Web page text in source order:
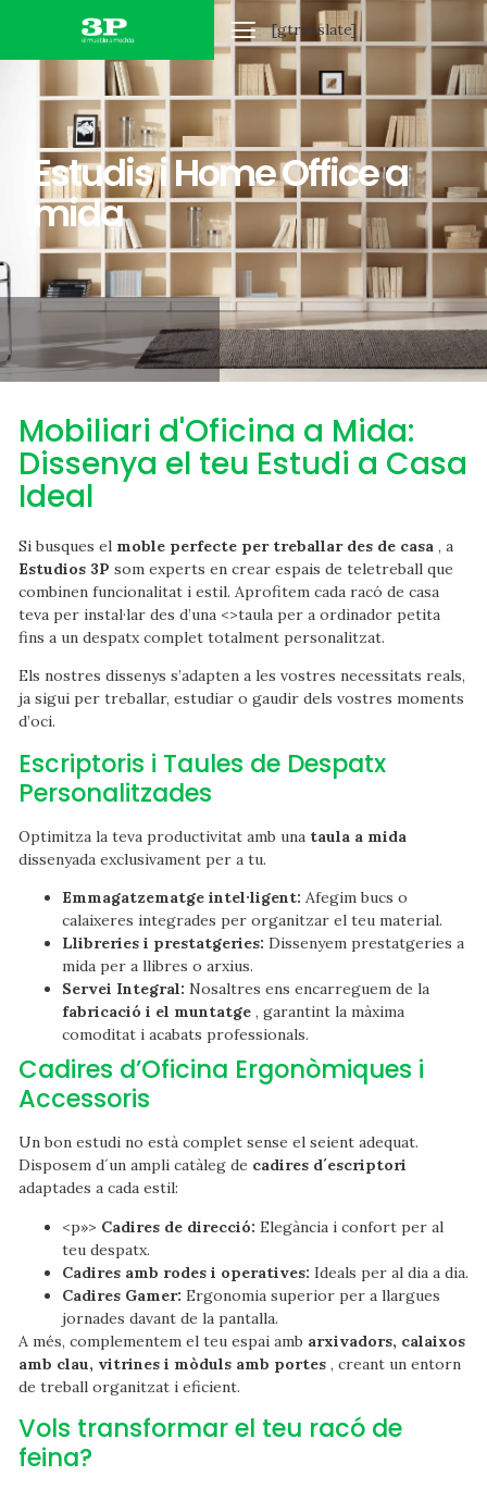
[gtranslate]
Estudis i Home Office a
mida
Mobiliari d'Oficina a Mida:
Dissenya el teu Estudi a Casa
Ideal
Si busques el moble perfecte per treballar des de casa , a
Estudios 3P som experts en crear espais de teletreball que
combinen funcionalitat i estil. Aprofitem cada racó de casa
teva per instal·lar des d’una <>taula per a ordinador petita
fins a un despatx complet totalment personalitzat.
Els nostres dissenys s’adapten a les vostres necessitats reals,
ja sigui per treballar, estudiar o gaudir dels vostres moments
d’oci.
Escriptoris i Taules de Despatx
Personalitzades
Optimitza la teva productivitat amb una taula a mida
dissenyada exclusivament per a tu.
Emmagatzematge intel·ligent: Afegim bucs o
calaixeres integrades per organitzar el teu material.
Llibreries i prestatgeries: Dissenyem prestatgeries a
mida per a llibres o arxius.
Servei Integral: Nosaltres ens encarreguem de la
fabricació i el muntatge , garantint la màxima
comoditat i acabats professionals.
Cadires d’Oficina Ergonòmiques i
Accessoris
Un bon estudi no està complet sense el seient adequat.
Disposem d´un ampli catàleg de cadires d´escriptori
adaptades a cada estil:
<p»> Cadires de direcció: Elegància i confort per al
teu despatx.
Cadires amb rodes i operatives: Ideals per al dia a dia.
Cadires Gamer: Ergonomia superior per a llargues
jornades davant de la pantalla.
A més, complementem el teu espai amb arxivadors, calaixos
amb clau, vitrines i mòduls amb portes , creant un entorn
de treball organitzat i eficient.
Vols transformar el teu racó de
feina?